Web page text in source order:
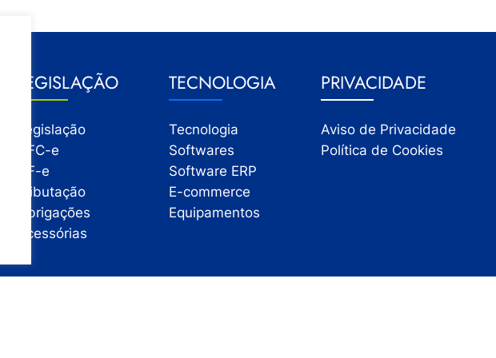
LEGISLAÇÃO
Legislação
NFC-e
NF-e
Tributação
Obrigações
Acessórias
TECNOLOGIA
Tecnologia
Softwares
Software ERP
E-commerce
Equipamentos
PRIVACIDADE
Aviso de Privacidade
Política de Cookies